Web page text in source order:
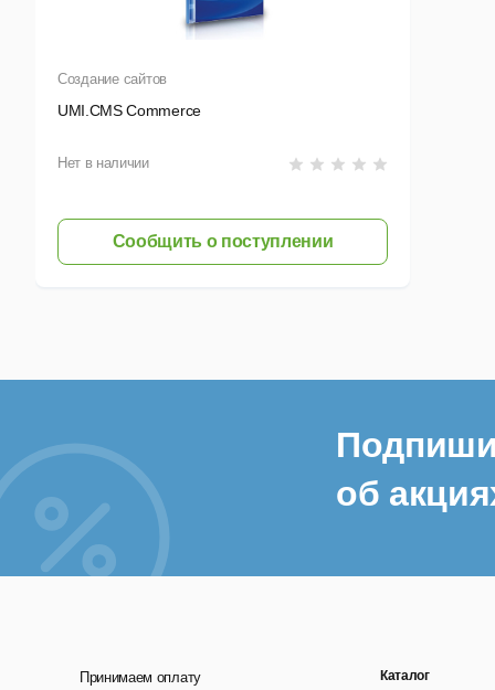
Создание сайтов
UMI.CMS Commerce
Нет в наличии
Сообщить о поступлении
об
Принимаем оплату
Каталог